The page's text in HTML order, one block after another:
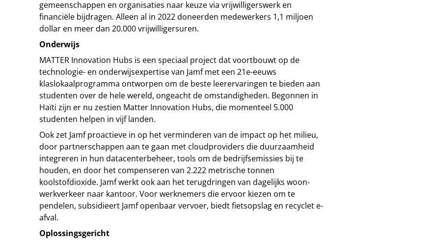
gemeenschappen en organisaties naar keuze via vrijwilligerswerk en
financiële bijdragen. Alleen al in 2022 doneerden medewerkers 1,1 miljoen
dollar en meer dan 20.000 vrijwilligersuren.
Onderwijs
MATTER Innovation Hubs is een speciaal project dat voortbouwt op de
technologie- en onderwijsexpertise van Jamf met een 21e-eeuws
klaslokaalprogramma ontworpen om de beste leerervaringen te bieden aan
studenten over de hele wereld, ongeacht de omstandigheden. Begonnen in
Haïti zijn er nu zestien Matter Innovation Hubs, die momenteel 5.000
studenten helpen in vijf landen.
Ook zet Jamf proactieve in op het verminderen van de impact op het milieu,
door partnerschappen aan te gaan met cloudproviders die duurzaamheid
integreren in hun datacenterbeheer, tools om de bedrijfsemissies bij te
houden, en door het compenseren van 2.222 metrische tonnen
koolstofdioxide. Jamf werkt ook aan het terugdringen van dagelijks woon-
werkverkeer naar kantoor. Voor werknemers die ervoor kiezen om te
pendelen, subsidieert Jamf openbaar vervoer, biedt fietsopslag en recyclet e-
afval.
Oplossingsgericht